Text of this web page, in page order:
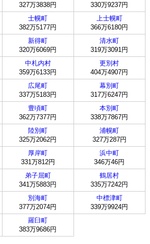
327万3838円
330万9237円
士幌町
382万5177円
上士幌町
366万6180円
新得町
320万6069円
清水町
319万3091円
中札内村
359万6133円
更別村
404万4907円
広尾町
337万5183円
幕別町
317万6247円
豊頃町
362万7377円
本別町
338万7867円
陸別町
325万2062円
浦幌町
327万287円
厚岸町
331万812円
浜中町
346万46円
弟子屈町
341万5883円
鶴居村
335万7242円
別海町
377万2074円
中標津町
339万9924円
羅臼町
383万9686円